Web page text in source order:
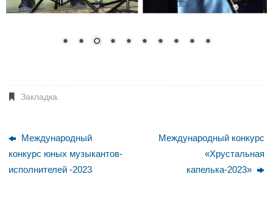
Закладка.
Международный
конкурс юных музыкантов-
исполнителей -2023
Международный конкурс
«Хрустальная
капелька-2023»